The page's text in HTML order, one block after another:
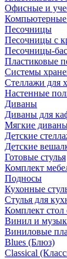
Офисные и
Песочницы
Песочницы с
Песочницы-
Пластиковые
Системы
Стеллажи для
Настенные
Диваны
Диваны для
Мягкие
Детские
Детские
Готовые стулья
Комплект
Подносы
Кухонные
Стулья для
Комплект стол
Винил и
Виниловые
Blues (Блюз)
Classical